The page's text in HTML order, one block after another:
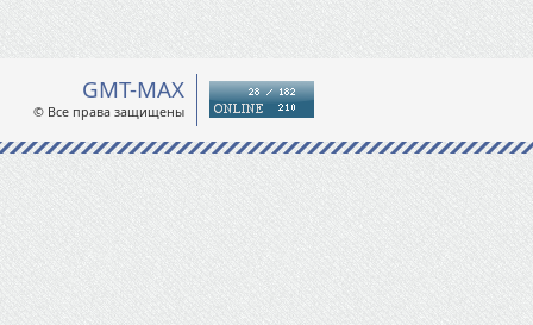
GMT-MAX
© Все права защищены